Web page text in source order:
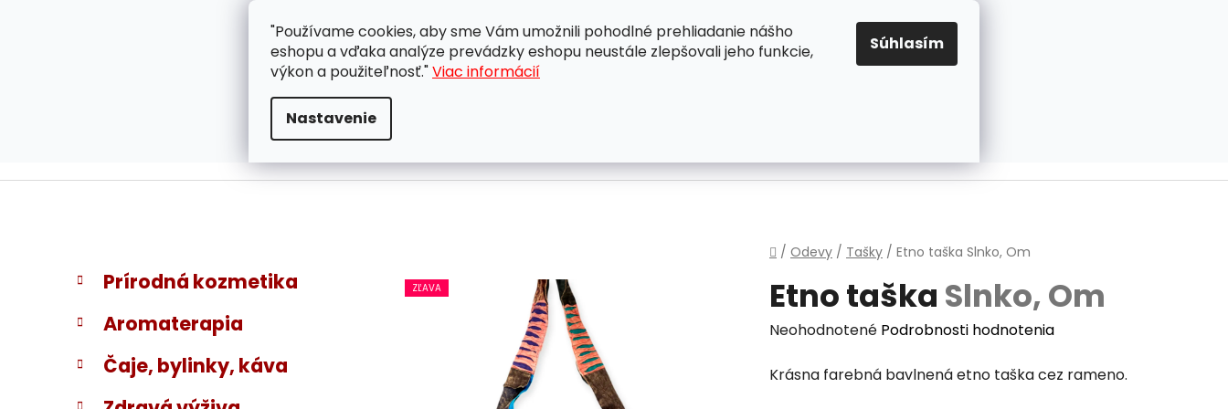
"Používame cookies, aby sme Vám umožnili pohodlné prehliadanie nášho
eshopu a vďaka analýze prevádzky eshopu neustále zlepšovali jeho funkcie,
výkon a použiteľnosť."Viac informácií
Nastavenie
Súhlasím
ZÁKAZNÍCKA PODPORA OBCHODNÉ PODMIENKY OCHRANA OSOBNÝCH ÚDAJOV PRAVIDLÁ PRE COOKIES
EUR
Domov
/ Odevy / Tašky / Etno taška Slnko, Om
B
o
č
ý
Preskočiť
kategórie
K
a
t
e
ó
Prírodná kozmetika
Aromaterapia
Čaje, bylinky, káva
Etno taška Slnko, Om
Priemerné
produktu
Neohodnotené Podrobnosti hodnotenia
Krásna farebná bavlnená etno taška cez rameno.
ZĽAVA